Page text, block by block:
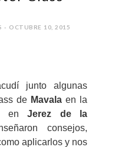
- OCTUBRE 10, 2015
junto algunas
de Mavalaen la
en Jerez de la
consejos,
aplicarlos y nos